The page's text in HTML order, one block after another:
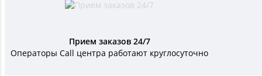
Прием заказов 24/7
Операторы Call центра работают круглосуточно